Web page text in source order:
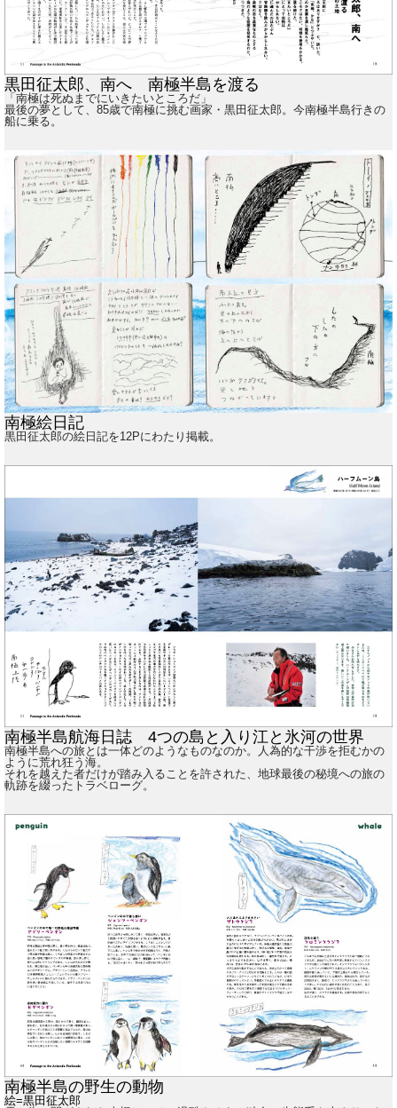
黒田征太郎、南へ 南極半島を渡る
「南極は死ぬまでにいきたいところだ」
最後の夢として、85歳で南極に挑む画家・黒田征太郎。今南極半島行きの
船に乗る。
南極絵日記
黒田征太郎の絵日記を12Pにわたり掲載。
南極半島航海日誌 4つの島と入り江と氷河の世界
南極半島への旅とは一体どのようなものなのか。人為的な干渉を拒むかの
ように荒れ狂う海。
それを越えた者だけが踏み入ることを許された、地球最後の秘境への旅の
軌跡を綴ったトラベローグ。
南極半島の野生の動物
絵=黒田征太郎